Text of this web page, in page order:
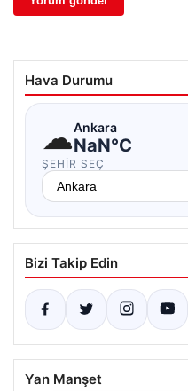
Hava Durumu
☁Ankara
NaN°C
ŞEHIR SEÇ
Bizi Takip Edin
Yan Manşet